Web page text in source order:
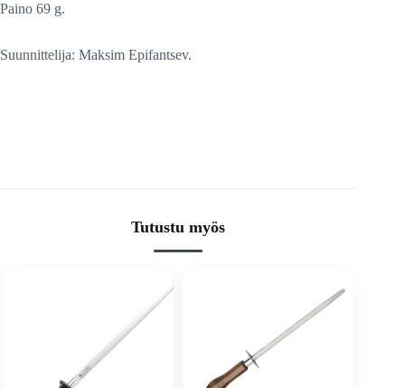
Paino 69 g.
Suunnittelija: Maksim Epifantsev.
Tutustu myös